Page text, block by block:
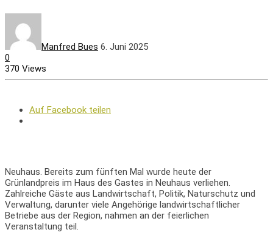
Manfred Bues 6. Juni 2025
0
370 Views
Auf Facebook teilen
Neuhaus. Bereits zum fünften Mal wurde heute der
Grünlandpreis im Haus des Gastes in Neuhaus verliehen.
Zahlreiche Gäste aus Landwirtschaft, Politik, Naturschutz und
Verwaltung, darunter viele Angehörige landwirtschaftlicher
Betriebe aus der Region, nahmen an der feierlichen
Veranstaltung teil.